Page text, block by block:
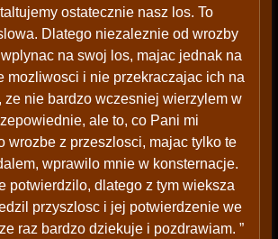
ostatecznie nasz los. To
Dlatego niezaleznie od wrozby
na swoj los, majac jednak na
mozliwosci i nie przekraczajac ich na
ze nie bardzo wczesniej wierzylem w
ale to, co Pani mi
wrozbe z przeszlosci, majac tylko te
wprawilo mnie w konsternacje.
potwierdzilo, dlatego z tym wieksza
przyszlosc i jej potwierdzenie we
raz bardzo dziekuje i pozdrawiam. ”